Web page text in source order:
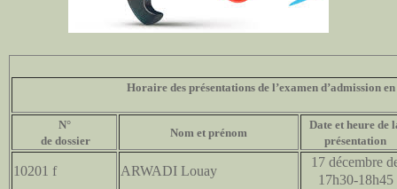
Horaire des présentations de l’examen d’admission
N°
de dossier
Nom et prénom
Date et heure de
présentation
10201 f ARWADI Louay
17 décembre
17h30-18h45